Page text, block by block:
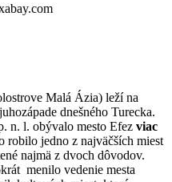
Malá Ázia) leží na
dnešného Turecka.
n. l. obývalo mesto Efez viac
robilo jedno z najväčších miest
najmä z dvoch dôvodov.
menilo vedenie mesta